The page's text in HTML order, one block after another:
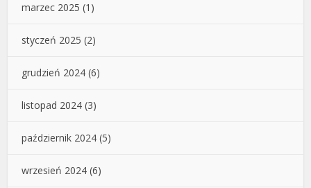
marzec 2025 (1)
styczeń 2025 (2)
grudzień 2024 (6)
listopad 2024 (3)
październik 2024 (5)
wrzesień 2024 (6)